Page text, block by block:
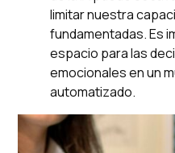
limitar nuestra
fundamentadas. Es
espacio para las
emocionales en un
automatizado.